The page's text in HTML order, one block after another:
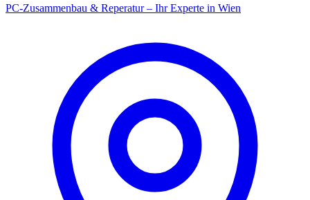
PC-Zusammenbau & Reperatur – Ihr Experte in Wien